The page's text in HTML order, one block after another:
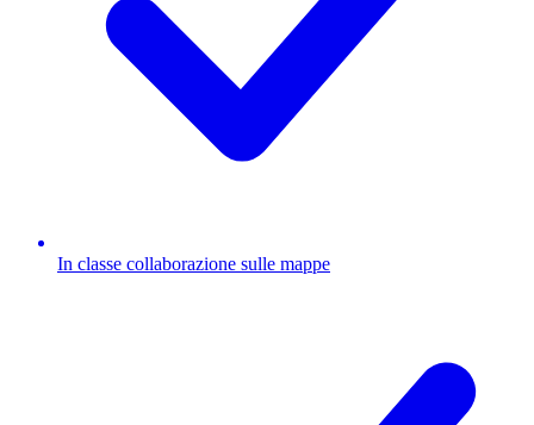
In classe collaborazione sulle mappe